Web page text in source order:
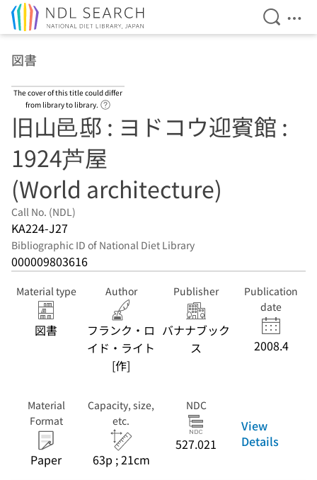
Open
図書
The cover of this title could differ
from library to library.
旧山邑邸 : ヨドコウ迎賓館 :
1924芦屋
(World architecture)
Call No. (NDL)
KA224-J27
Bibliographic ID of National Diet Library
000009803616
Material type
図書
Author
フランク・ロ
イド・ライト
[作]
Publisher
バナナブック
ス
Publication
date
2008.4
Material
Format
Paper
Capacity, size,
etc.
63p ; 21cm
NDC
527.021
View
Details